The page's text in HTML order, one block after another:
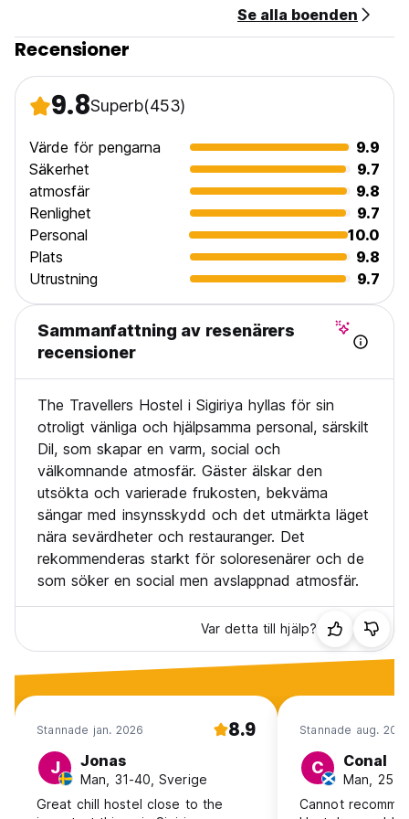
Se alla boenden
Recensioner
9.8Superb(453)
Värde för pengarna
9.9
Säkerhet
9.7
atmosfär
9.8
Renlighet
9.7
Personal
10.0
Plats
9.8
Utrustning
9.7
Sammanfattning av resenärers
recensioner
The Travellers Hostel i Sigiriya hyllas för sin
otroligt vänliga och hjälpsamma personal, särskilt
Dil, som skapar en varm, social och
välkomnande atmosfär. Gäster älskar den
utsökta och varierade frukosten, bekväma
sängar med insynsskydd och det utmärkta läget
nära sevärdheter och restauranger. Det
rekommenderas starkt för soloresenärer och de
som söker en social men avslappnad atmosfär.
Var detta till hjälp?
Stannade jan. 2026 8.9
J Jonas
Man, 31-40, Sverige
Great chill hostel close to the
Stannade aug.
C Conal
Man, 25-
Cannot